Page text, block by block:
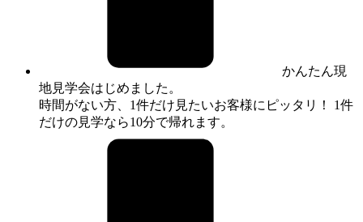
かんたん現
地見学会はじめました。
時間がない方、1件だけ見たいお客様にピッタリ！ 1件
だけの見学なら10分で帰れます。